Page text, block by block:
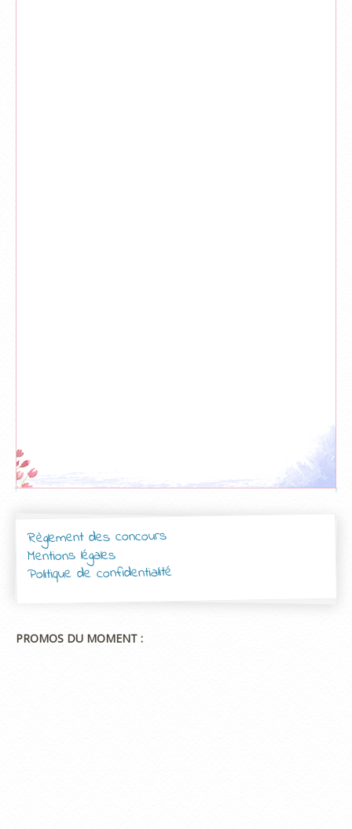
Règlement des concours
Mentions légales
Politique de confidentialité
PROMOS DU MOMENT :